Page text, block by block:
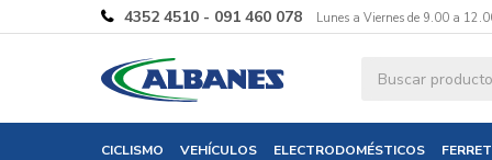
CICLISMO VEHÍCULOS ELECTRODOMÉSTICOS
4352 4510 - 091 460 078 Lunes a Viernes de 9.00 a